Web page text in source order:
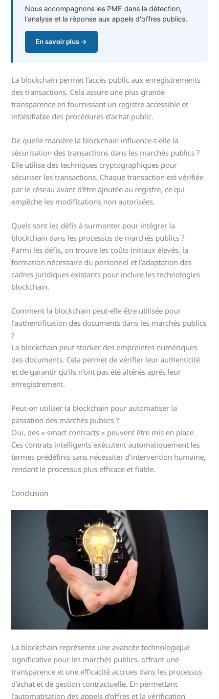
Nous accompagnons les PME dans la détection,
l'analyse et la réponse aux appels d'offres publics.
En savoir plus →
La blockchain permet l’accès public aux enregistrements
des transactions. Cela assure une plus grande
transparence en fournissant un registre accessible et
infalsifiable des procédures d’achat public.
De quelle manière la blockchain influence-t-elle la
sécurisation des transactions dans les marchés publics ?
Elle utilise des techniques cryptographiques pour
sécuriser les transactions. Chaque transaction est vérifiée
par le réseau avant d’être ajoutée au registre, ce qui
empêche les modifications non autorisées.
Quels sont les défis à surmonter pour intégrer la
blockchain dans les processus de marchés publics ?
Parmi les défis, on trouve les coûts initiaux élevés, la
formation nécessaire du personnel et l’adaptation des
cadres juridiques existants pour inclure les technologies
blockchain.
Comment la blockchain peut-elle être utilisée pour
l’authentification des documents dans les marchés publics
?
La blockchain peut stocker des empreintes numériques
des documents. Cela permet de vérifier leur authenticité
et de garantir qu’ils n’ont pas été altérés après leur
enregistrement.
Peut-on utiliser la blockchain pour automatiser la
passation des marchés publics ?
Oui, des « smart contracts » peuvent être mis en place.
Ces contrats intelligents exécutent automatiquement les
termes prédéfinis sans nécessiter d’intervention humaine,
rendant le processus plus efficace et fiable.
Conclusion
La blockchain représente une avancée technologique
significative pour les marchés publics, offrant une
transparence et une efficacité accrues dans les processus
d’achat et de gestion contractuelle. En permettant
l’automatisation des appels d’offres et la vérification